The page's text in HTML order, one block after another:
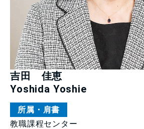
吉田 佳恵
Yoshida Yoshie
所属・肩書
教職課程センター